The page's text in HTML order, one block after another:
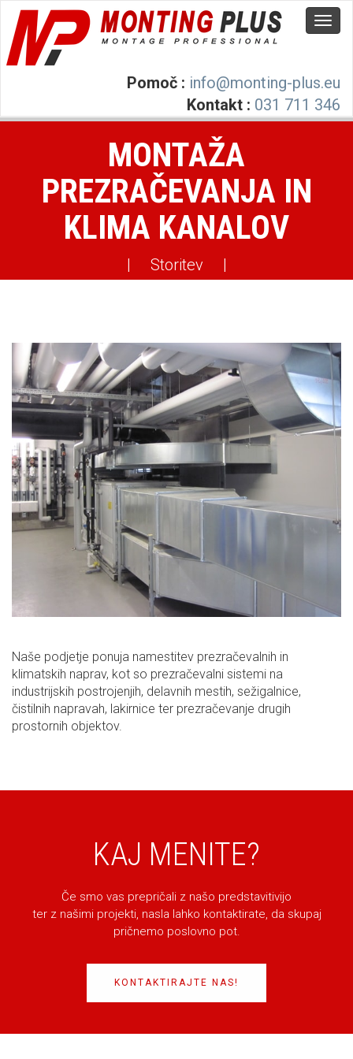
Pomoč : info@monting-plus.eu
Kontakt : 031 711 346
MONTAŽA
PREZRAČEVANJA IN
KLIMA KANALOV
| Storitev |
Naše podjetje ponuja namestitev prezračevalnih in
klimatskih naprav, kot so prezračevalni sistemi na
industrijskih postrojenjih, delavnih mestih, sežigalnice,
čistilnih napravah, lakirnice ter prezračevanje drugih
prostornih objektov.
KAJ MENITE?
Če smo vas prepričali z našo predstavitivijo
ter z našimi projekti, nasla lahko kontaktirate, da skupaj
pričnemo poslovno pot.
KONTAKTIRAJTE NAS!